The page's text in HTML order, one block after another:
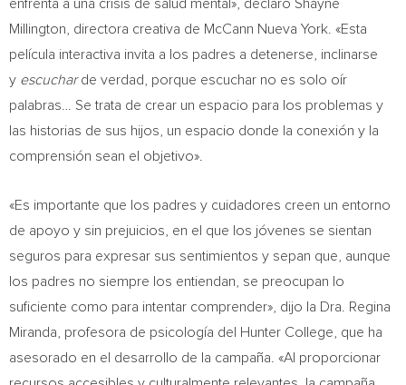
enfrenta a una crisis de salud mental», declaró Shayne
Millington , directora creativa de McCann Nueva York . «Esta
película interactiva invita a los padres a detenerse, inclinarse
y escucharde verdad, porque escuchar no es solo oír
palabras… Se trata de crear un espacio para los problemas y
las historias de sus hijos, un espacio donde la conexión y la
comprensión sean el objetivo».
«Es importante que los padres y cuidadores creen un entorno
de apoyo y sin prejuicios, en el que los jóvenes se sientan
seguros para expresar sus sentimientos y sepan que, aunque
los padres no siempre los entiendan, se preocupan lo
suficiente como para intentar comprender», dijo la Dra.
Regina
Miranda , profesora de psicología del Hunter College , que ha
asesorado en el desarrollo de la campaña. «Al proporcionar